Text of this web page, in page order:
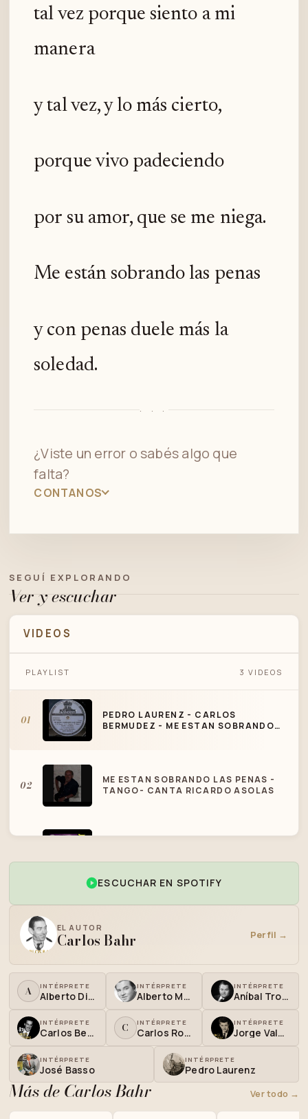
tal vez porque siento a mi
manera
y tal vez, y lo más cierto,
porque vivo padeciendo
por su amor, que se me niega.
Me están sobrando las penas
y con penas duele más la
soledad.
· · ·
¿Viste un error o sabés algo que
falta?
CONTANOS
SEGUÍ EXPLORANDO
Ver y escuchar
VIDEOS
ME ESTAN SOBRANDO LAS PENAS -
PLAYLIST 3 VIDEOS
01
PEDRO LAURENZ - CARLOS
BERMUDEZ - ME ESTAN SOBRANDO
02
ME ESTAN SOBRANDO LAS PENAS -
TANGO- CANTA RICARDO ASOLAS
ESCUCHAR EN SPOTIFY
EL AUTOR
Carlos Bahr Perfil →
A INTÉRPRETE
Alberto Di Paulo
INTÉRPRETE
Alberto Marino
INTÉRPRETE
Aníbal Troilo
INTÉRPRETE
Carlos Bermúdez C INTÉRPRETE
Carlos Rossi
INTÉRPRETE
Jorge Valdez
INTÉRPRETE
José Basso
INTÉRPRETE
Pedro Laurenz
Más de Carlos Bahr Ver todo →